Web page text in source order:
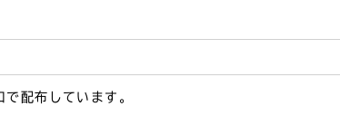
配布しています。